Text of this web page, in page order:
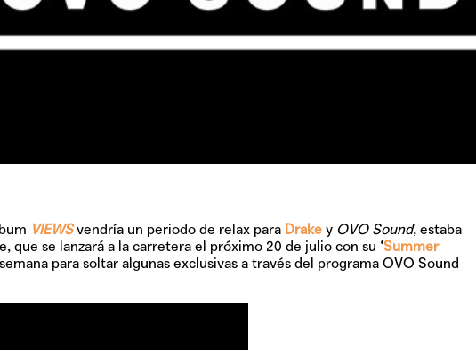
VIEWSvendría un periodo de relax para Drakey OVO Sound, estaba
que se lanzará a la carretera el próximo 20 de julio con su ‘Summer
para soltar algunas exclusivas a través del programa OVO Sound